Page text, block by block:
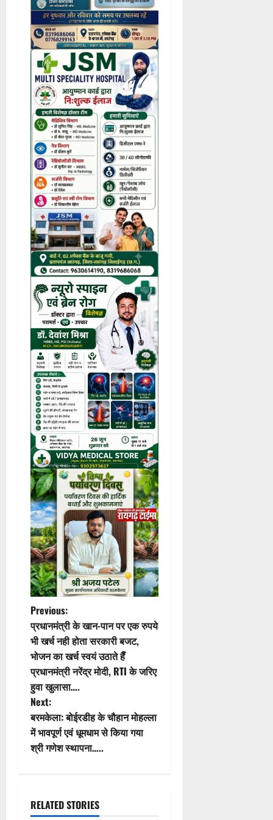
P
o
s
t
a
Previous:
प्रधानमंत्री के खान-पान पर एक रुपये
भी खर्च नही होता सरकारी बजट,
भोजन का खर्च स्वयं उठाते हैँ
प्रधानमंत्री नरेंद्र मोदी, RTI के जरिए
हुवा खुलासा….
Next:
श्री गणेश स्थापना…..